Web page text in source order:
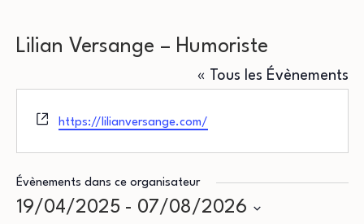
Lilian Versange – Humoriste
« Tous les Évènements
Site
https://lilianversange.com/
Évènements dans ce organisateur
19/04/2025 - 07/08/2026